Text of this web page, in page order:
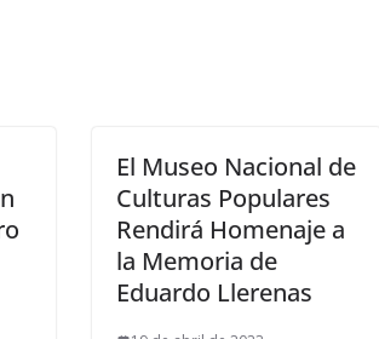
El Museo Nacional de
Culturas Populares
Rendirá Homenaje a
la Memoria de
Eduardo Llerenas